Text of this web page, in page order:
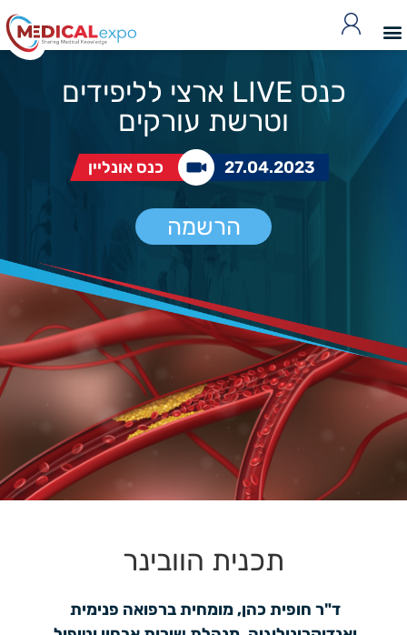
כנס LIVE ארצי לליפידים
וטרשת עורקים
27.04.2023 כנס אונליין
הרשמה
תכנית הוובינר